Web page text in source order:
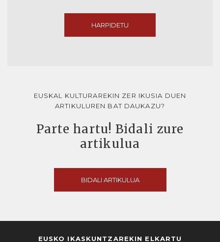
HARPIDETU
EUSKAL KULTURAREKIN ZER IKUSIA DUEN
ARTIKULUREN BAT DAUKAZU?
Parte hartu! Bidali zure
artikulua
BIDALI ARTIKULUA
EUSKO IKASKUNTZAREKIN ELKARTU